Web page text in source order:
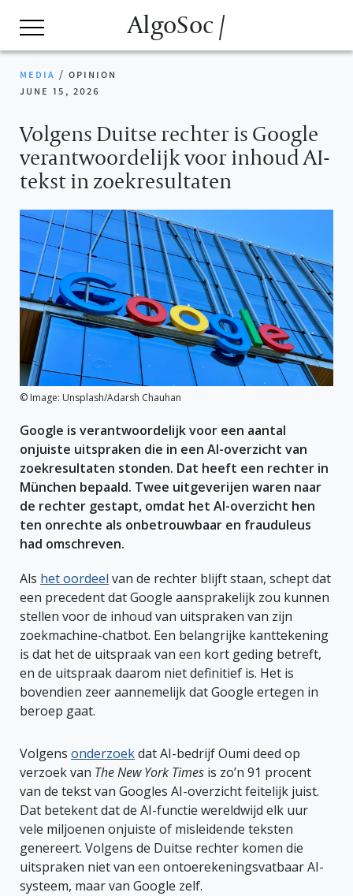
AlgoSoc /
media / opinion
june 15, 2026
Volgens Duitse rechter is Google
verantwoordelijk voor inhoud AI-
tekst in zoekresultaten
© Image: Unsplash/Adarsh Chauhan
Google is verantwoordelijk voor een aantal
onjuiste uitspraken die in een AI-overzicht van
zoekresultaten stonden. Dat heeft een rechter in
München bepaald. Twee uitgeverijen waren naar
de rechter gestapt, omdat het AI-overzicht hen
ten onrechte als onbetrouwbaar en frauduleus
had omschreven.
Als het oordeel van de rechter blijft staan, schept dat
een precedent dat Google aansprakelijk zou kunnen
stellen voor de inhoud van uitspraken van zijn
zoekmachine-chatbot. Een belangrijke kanttekening
is dat het de uitspraak van een kort geding betreft,
en de uitspraak daarom niet definitief is. Het is
bovendien zeer aannemelijk dat Google ertegen in
beroep gaat.
Volgens onderzoekdat AI-bedrijf Oumi deed op
verzoek van The New York Times is zo’n 91 procent
van de tekst van Googles AI-overzicht feitelijk juist.
Dat betekent dat de AI-functie wereldwijd elk uur
vele miljoenen onjuiste of misleidende teksten
genereert. Volgens de Duitse rechter komen die
uitspraken niet van een ontoerekeningsvatbaar AI-
systeem, maar van Google zelf.